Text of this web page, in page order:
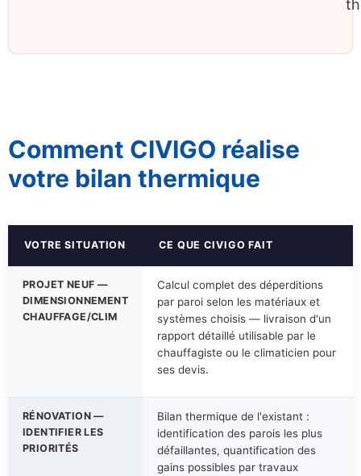
Comment CIVIGO réalise
votre bilan thermique
VOTRE SITUATION CE QUE CIVIGO FAIT
PROJET NEUF —
DIMENSIONNEMENT
CHAUFFAGE/CLIM
Calcul complet des déperditions
par paroi selon les matériaux et
systèmes choisis — livraison d'un
rapport détaillé utilisable par le
chauffagiste ou le climaticien pour
ses devis.
RÉNOVATION —
IDENTIFIER LES
PRIORITÉS
Bilan thermique de l'existant :
identification des parois les plus
défaillantes, quantification des
gains possibles par travaux